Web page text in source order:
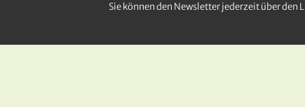
Sie können den Newsletter jederzeit über den